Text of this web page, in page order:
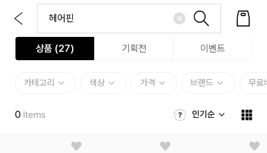
상품 (27) 기획전 이벤트
카테고리 색상 가격 브랜드 무료
0 Items 인기순